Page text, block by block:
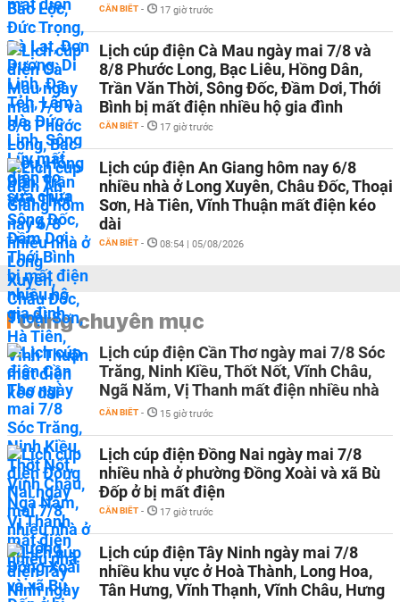
CẦN BIẾT - 17 giờ trước
Lịch cúp điện Cà Mau ngày mai 7/8 và
8/8 Phước Long, Bạc Liêu, Hồng Dân,
Trần Văn Thời, Sông Đốc, Đầm Dơi, Thới
Bình bị mất điện nhiều hộ gia đình
CẦN BIẾT - 17 giờ trước
Lịch cúp điện An Giang hôm nay 6/8
nhiều nhà ở Long Xuyên, Châu Đốc, Thoại
Sơn, Hà Tiên, Vĩnh Thuận mất điện kéo
dài
CẦN BIẾT - 08:54 | 05/08/2026
Cùng chuyên mục
Lịch cúp điện Cần Thơ ngày mai 7/8 Sóc
Trăng, Ninh Kiều, Thốt Nốt, Vĩnh Châu,
Ngã Năm, Vị Thanh mất điện nhiều nhà
CẦN BIẾT - 15 giờ trước
Lịch cúp điện Đồng Nai ngày mai 7/8
nhiều nhà ở phường Đồng Xoài và xã Bù
Đốp ở bị mất điện
CẦN BIẾT - 17 giờ trước
Lịch cúp điện Tây Ninh ngày mai 7/8
nhiều khu vực ở Hoà Thành, Long Hoa,
Tân Hưng, Vĩnh Thạnh, Vĩnh Châu, Hưng